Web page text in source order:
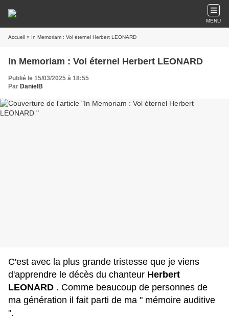
MENU
Accueil » In Memoriam : Vol éternel Herbert LEONARD
In Memoriam : Vol éternel Herbert LEONARD
Publié le 15/03/2025 à 18:55
Par DanielB
C'est avec la plus grande tristesse que je viens
d'apprendre le décès du chanteur Herbert
LEONARD . Comme beaucoup de personnes de
ma génération il fait parti de ma " mémoire auditive
".